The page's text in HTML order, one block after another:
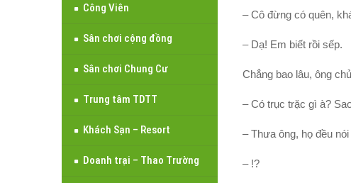
Công Viên
Sân chơi cộng đồng
Sân chơi Chung Cư
Trung tâm TDTT
Khách Sạn – Resort
Doanh trại – Thao Trường
– Cô đừng có quên,
– Dạ! Em biết rồi sếp.
Chẳng bao lâu, ông
– Có trục trặc gì à?
– Thưa ông, họ đều
– !?